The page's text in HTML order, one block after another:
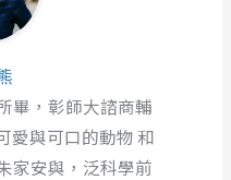
畢，彰師大諮商輔
愛與可口的動物 和
家安與，泛科學前